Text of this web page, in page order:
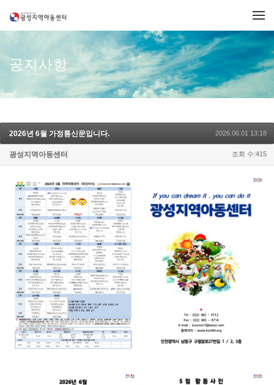
공지사항
2026년 6월 가정통신문입니다. 2026.06.01 13:18
광성지역아동센터 조회 수:415